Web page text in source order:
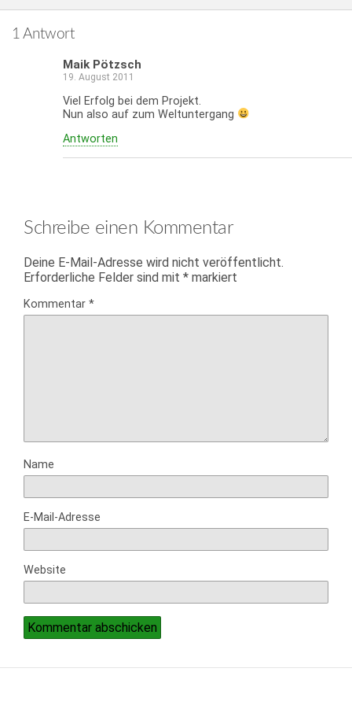
1 Antwort
Maik Pötzsch
19. August 2011
Viel Erfolg bei dem Projekt.
Nun also auf zum Weltuntergang
Antworten
Schreibe einen Kommentar
Deine E-Mail-Adresse wird nicht veröffentlicht.
Erforderliche Felder sind mit * markiert
Kommentar *
Name
E-Mail-Adresse
Website